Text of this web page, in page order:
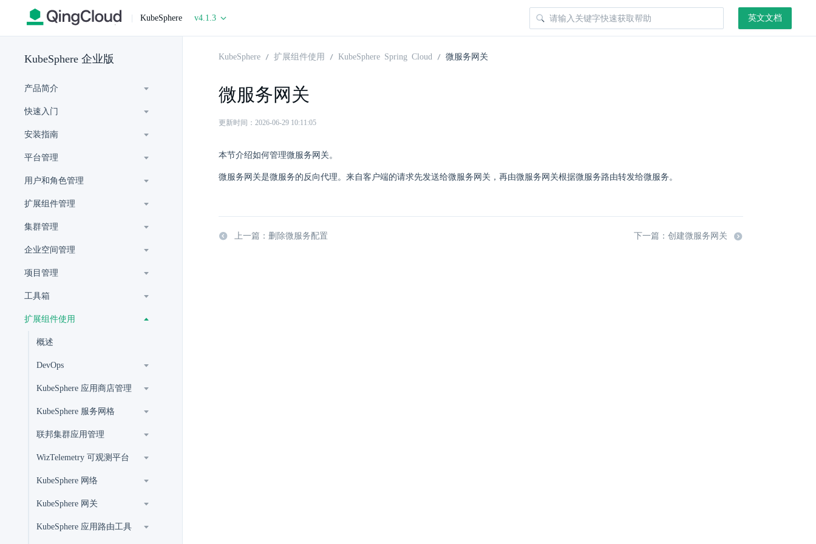
| KubeSphere v4.1.3 英文文档
KubeSphere 企业版
产品简介
快速入门
安装指南
平台管理
用户和角色管理
扩展组件管理
集群管理
企业空间管理
项目管理
工具箱
扩展组件使用
概述
DevOps
KubeSphere 应用商店管理
KubeSphere 服务网格
联邦集群应用管理
WizTelemetry 可观测平台
KubeSphere 网络
KubeSphere 网关
KubeSphere 应用路由工具
KubeSphere 扩展组件使用 KubeSphere Spring Cloud 微服务网关
微服务网关
更新时间：2026-06-29 10:11:05
本节介绍如何管理微服务网关。
微服务网关是微服务的反向代理。来自客户端的请求先发送给微服务网关，再由微服务网关根据微服务路由转发给微服务。
上一篇：删除微服务配置 下一篇：创建微服务网关